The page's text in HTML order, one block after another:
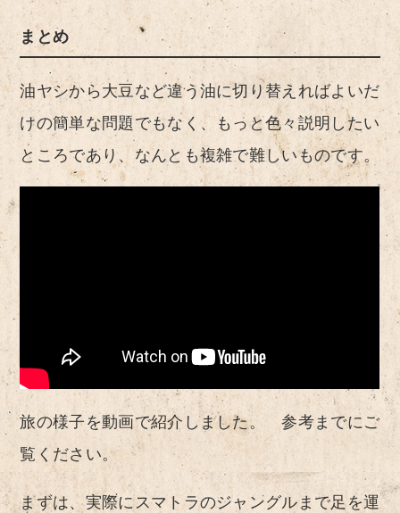
まとめ
油ヤシから大豆など違う油に切り替えればよいだ
けの簡単な問題でもなく、もっと色々説明したい
ところであり、なんとも複雑で難しいものです。
旅の様子を動画で紹介しました。 参考までにご
覧ください。
まずは、実際にスマトラのジャングルまで足を運